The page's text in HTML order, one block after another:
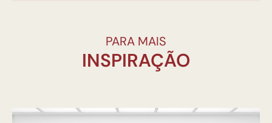
PARA MAIS
INSPIRAÇÃO